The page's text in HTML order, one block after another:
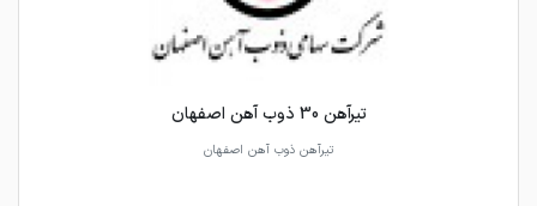
تیرآهن 30 ذوب آهن اصفهان
تیرآهن ذوب آهن اصفهان